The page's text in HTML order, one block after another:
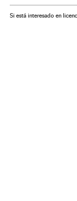
Política Intervenção
Si está interesado en